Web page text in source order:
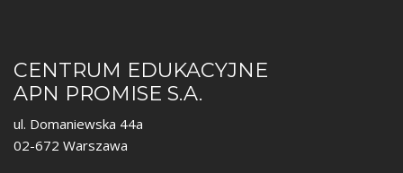
CENTRUM EDUKACYJNE
APN PROMISE S.A.
ul. Domaniewska 44a
02-672 Warszawa